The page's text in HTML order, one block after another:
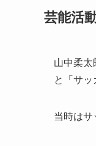
芸能活
山中柔太
と「サ
当時はサ